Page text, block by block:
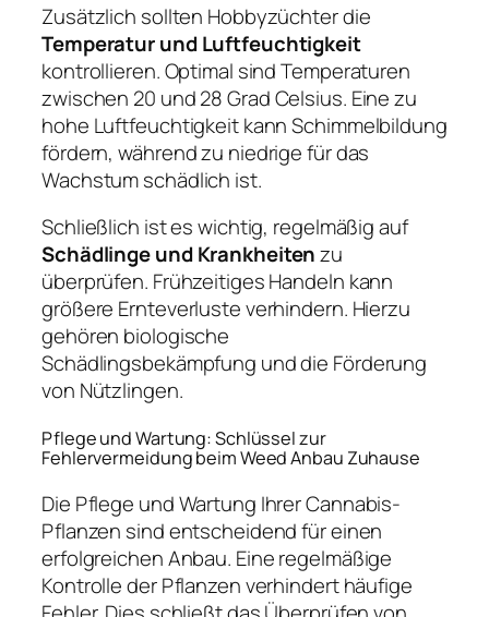
Zusätzlich sollten Hobbyzüchter die
Temperatur und Luftfeuchtigkeit
kontrollieren. Optimal sind Temperaturen
zwischen 20 und 28 Grad Celsius. Eine zu
hohe Luftfeuchtigkeit kann Schimmelbildung
fördern, während zu niedrige für das
Wachstum schädlich ist.
Schließlich ist es wichtig, regelmäßig auf
Schädlinge und Krankheitenzu
überprüfen. Frühzeitiges Handeln kann
größere Ernteverluste verhindern. Hierzu
gehören biologische
Schädlingsbekämpfung und die Förderung
von Nützlingen.
Pflege und Wartung: Schlüssel zur
Fehlervermeidung beim Weed Anbau Zuhause
Die Pflege und Wartung Ihrer Cannabis-
Pflanzen sind entscheidend für einen
erfolgreichen Anbau. Eine regelmäßige
Kontrolle der Pflanzen verhindert häufige